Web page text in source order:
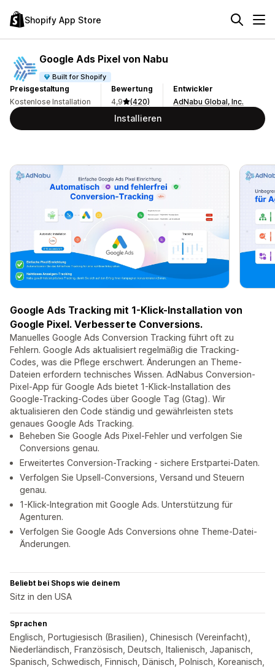
Shopify App Store
Google Ads Pixel von Nabu
Built for Shopify
Preisgestaltung
Kostenlose Installation
Bewertung
4,9
(420)
Entwickler
AdNabu Global, Inc.
Installieren
Google Ads Tracking mit 1-Klick-Installation von
Google Pixel. Verbesserte Conversions.
Manuelles Google Ads Conversion Tracking führt oft zu
Fehlern. Google Ads aktualisiert regelmäßig die Tracking-
Codes, was die Pflege erschwert. Änderungen an Theme-
Dateien erfordern technisches Wissen. AdNabus Conversion-
Pixel-App für Google Ads bietet 1-Klick-Installation des
Google-Tracking-Codes über Google Tag (Gtag). Wir
aktualisieren den Code ständig und gewährleisten stets
genaues Google Ads Tracking.
Beheben Sie Google Ads Pixel-Fehler und verfolgen Sie
Conversions genau.
Erweitertes Conversion-Tracking - sichere Erstpartei-Daten.
Verfolgen Sie Upsell-Conversions, Versand und Steuern
genau.
1-Klick-Integration mit Google Ads. Unterstützung für
Agenturen.
Verfolgen Sie Google Ads Conversions ohne Theme-Datei-
Änderungen.
Beliebt bei Shops wie deinem
Sitz in den USA
Sprachen
Englisch, Portugiesisch (Brasilien), Chinesisch (Vereinfacht),
Niederländisch, Französisch, Deutsch, Italienisch, Japanisch,
Spanisch, Schwedisch, Finnisch, Dänisch, Polnisch, Koreanisch,